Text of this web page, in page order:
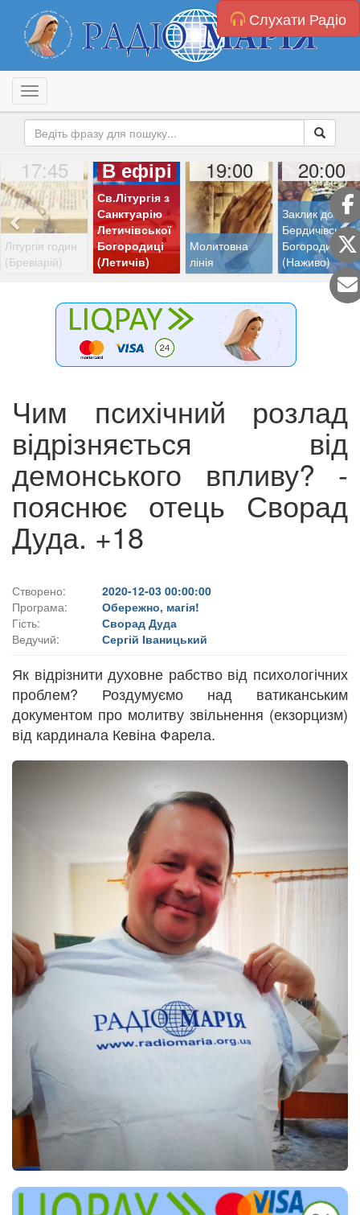
Слухати Радіо
Toggle navigation
17:45
Літургія годин
(Бревіарій)
В ефірі
Св.Літургія з
Санктуарію
Летичівської
Богородиці
(Летичів)
19:00
Молитовна
лінія
20:00
Заклик до
Бердичівської
Богородиці
(Наживо)
Чим психічний розлад
відрізняється від
демонського впливу? -
пояснює отець Сворад
Дуда. +18
Створено:
2020-12-03 00:00:00
Програма:
Обережно, магія!
Гість:
Сворад Дуда
Ведучий:
Сергій Іваницький
Як відрізнити духовне рабство від психологічних
проблем? Роздумуємо над ватиканським
документом про молитву звільнення (екзорцизм)
від кардинала Кевіна Фарела.